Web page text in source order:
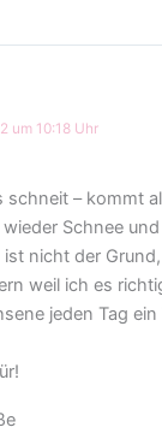
um 10:18 Uhr
– kommt
Schnee
ist nicht der
weil ich es
jeden Tag